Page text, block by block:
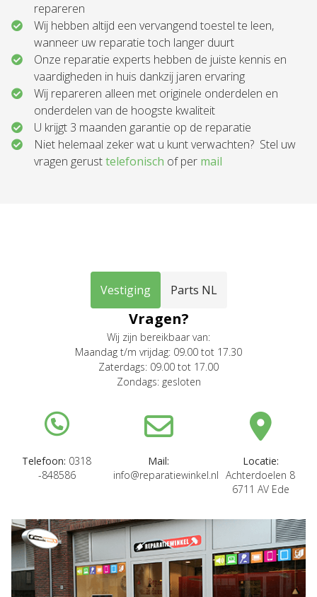
repareren
Wij hebben altijd een vervangend toestel te leen,
wanneer uw reparatie toch langer duurt
Onze reparatie experts hebben de juiste kennis en
vaardigheden in huis dankzij jaren ervaring
Wij repareren alleen met originele onderdelen en
onderdelen van de hoogste kwaliteit
U krijgt 3 maanden garantie op de reparatie
Niet helemaal zeker wat u kunt verwachten? Stel uw
vragen gerusttelefonisch of per mail
Vestiging Parts NL
Vragen?
Wij zijn bereikbaar van:
Maandag t/m vrijdag: 09.00 tot 17.30
Zaterdags: 09.00 tot 17.00
Zondags: gesloten
Telefoon: 0318
-848586
Mail:
info@reparatiewinkel.nl
Locatie:
Achterdoelen 8
6711 AV Ede